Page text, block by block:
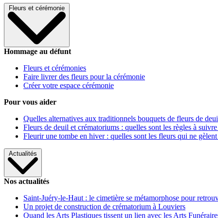
Fleurs et cérémonie
Hommage au défunt
Fleurs et cérémonies
Faire livrer des fleurs pour la cérémonie
Créer votre espace cérémonie
Pour vous aider
Quelles alternatives aux traditionnels bouquets de fleurs de
Fleurs de deuil et crématoriums : quelles sont les règles à
Fleurir une tombe en hiver : quelles sont les fleurs qui ne gèlent
Actualités
Nos actualités
Saint-Juéry-le-Haut : le cimetière se métamorphose pour
Un projet de construction de crématorium à Louviers
Quand les Arts Plastiques tissent un lien avec les Arts